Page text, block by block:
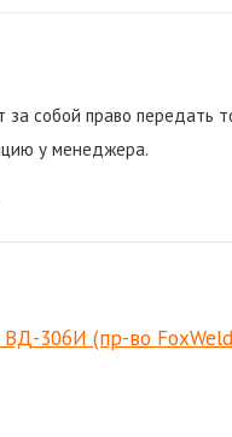
за собой право передать
у менеджера.
306И (пр-во